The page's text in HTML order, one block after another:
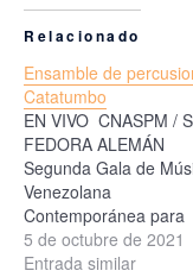
Relacionado
Ensamble de
Catatumbo
EN VIVO CNASPM /
FEDORA ALEMÁN
Segunda Gala de
Venezolana
Contemporánea para
Percusión ENSAMBLE
percusiones
5 de octubre de 2021
Entrada similar